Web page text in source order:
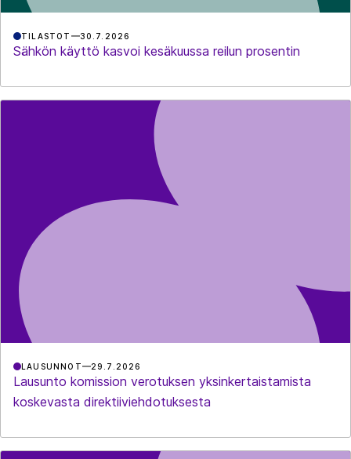
TILASTOT 30.7.2026
Sähkön käyttö kasvoi kesäkuussa reilun prosentin
LAUSUNNOT 29.7.2026
Lausunto komission verotuksen yksinkertaistamista
koskevasta direktiiviehdotuksesta